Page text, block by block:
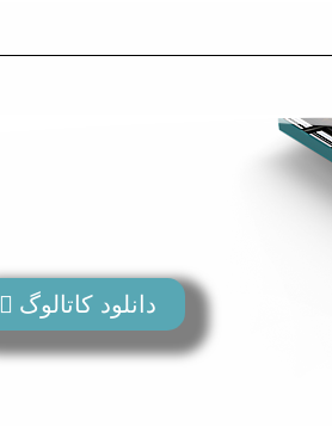
دانلود کاتالوگ